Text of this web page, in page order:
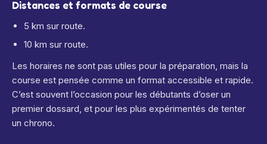
Distances et formats de course
5 km sur route.
10 km sur route.
Les horaires ne sont pas utiles pour la préparation, mais la
course est pensée comme un format accessible et rapide.
C’est souvent l’occasion pour les débutants d’oser un
premier dossard, et pour les plus expérimentés de tenter
un chrono.